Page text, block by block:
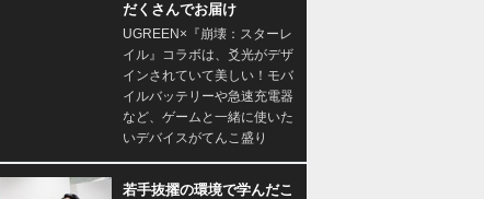
だくさんでお届け
UGREEN×『崩壊：スターレ
イル』コラボは、爻光がデザ
インされていて美しい！モバ
イルバッテリーや急速充電器
など、ゲームと一緒に使いた
いデバイスがてんこ盛り
若手抜擢の環境で学んだこ